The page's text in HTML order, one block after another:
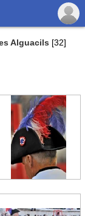
Alguacils [32]